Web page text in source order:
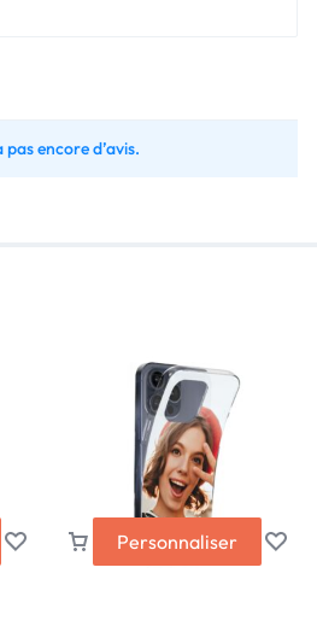
pas encore d’avis.
Personnaliser